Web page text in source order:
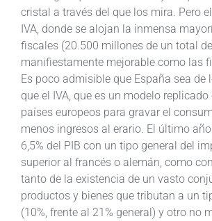
cristal a través del que los mira. Pero
IVA, donde se alojan la inmensa
fiscales (20.500 millones de un total
manifiestamente mejorable como las
Es poco admisible que España sea de
que el IVA, que es un modelo
países europeos para gravar el
menos ingresos al erario. El último
6,5% del PIB con un tipo general del
superior al francés o alemán, como
tanto de la existencia de un vasto
productos y bienes que tributan a un
(10%, frente al 21% general) y otro no